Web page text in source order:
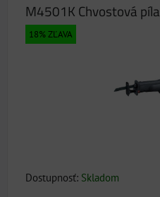
M4501K Chvostová píla
18% ZĽAVA
Dostupnosť: Skladom